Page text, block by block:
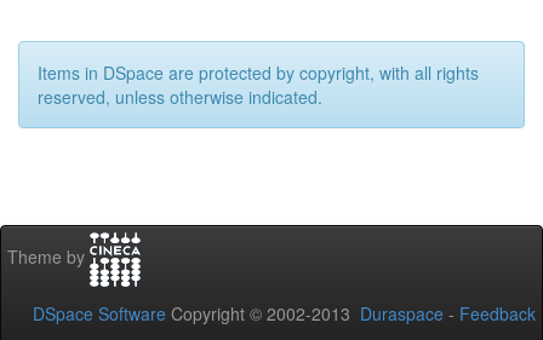
Items in DSpace are protected by copyright, with all rights
reserved, unless otherwise indicated.
Theme by
DSpace Software Copyright © 2002-2013 Duraspace - Feedback